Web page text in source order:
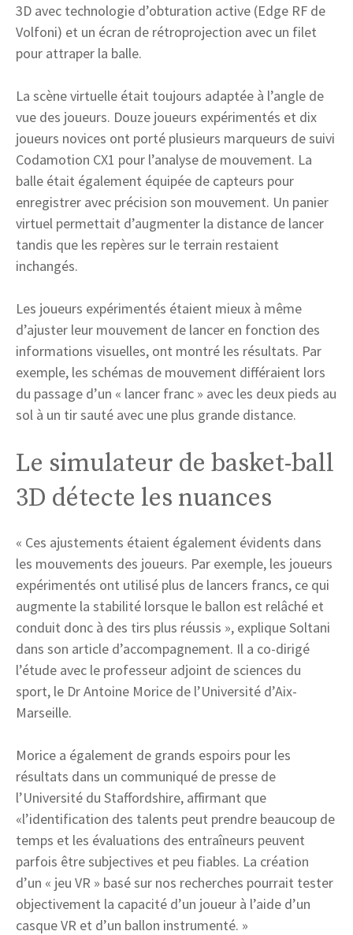
3D avec technologie d’obturation active (Edge RF de
Volfoni) et un écran de rétroprojection avec un filet
pour attraper la balle.
La scène virtuelle était toujours adaptée à l’angle de
vue des joueurs. Douze joueurs expérimentés et dix
joueurs novices ont porté plusieurs marqueurs de suivi
Codamotion CX1 pour l’analyse de mouvement. La
balle était également équipée de capteurs pour
enregistrer avec précision son mouvement. Un panier
virtuel permettait d’augmenter la distance de lancer
tandis que les repères sur le terrain restaient
inchangés.
Les joueurs expérimentés étaient mieux à même
d’ajuster leur mouvement de lancer en fonction des
informations visuelles, ont montré les résultats. Par
exemple, les schémas de mouvement différaient lors
du passage d’un « lancer franc » avec les deux pieds au
sol à un tir sauté avec une plus grande distance.
Le simulateur de basket-ball
3D détecte les nuances
« Ces ajustements étaient également évidents dans
les mouvements des joueurs. Par exemple, les joueurs
expérimentés ont utilisé plus de lancers francs, ce qui
augmente la stabilité lorsque le ballon est relâché et
conduit donc à des tirs plus réussis », explique Soltani
dans son article d’accompagnement. Il a co-dirigé
l’étude avec le professeur adjoint de sciences du
sport, le Dr Antoine Morice de l’Université d’Aix-
Marseille.
Morice a également de grands espoirs pour les
résultats dans un communiqué de presse de
l’Université du Staffordshire, affirmant que
«l’identification des talents peut prendre beaucoup de
temps et les évaluations des entraîneurs peuvent
parfois être subjectives et peu fiables. La création
d’un « jeu VR » basé sur nos recherches pourrait tester
objectivement la capacité d’un joueur à l’aide d’un
casque VR et d’un ballon instrumenté. »